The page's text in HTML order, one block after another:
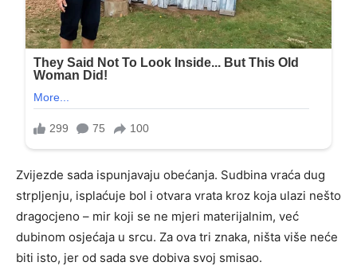
Zvijezde sada ispunjavaju obećanja. Sudbina vraća dug
strpljenju, isplaćuje bol i otvara vrata kroz koja ulazi nešto
dragocjeno – mir koji se ne mjeri materijalnim, već
dubinom osjećaja u srcu. Za ova tri znaka, ništa više neće
biti isto, jer od sada sve dobiva svoj smisao.